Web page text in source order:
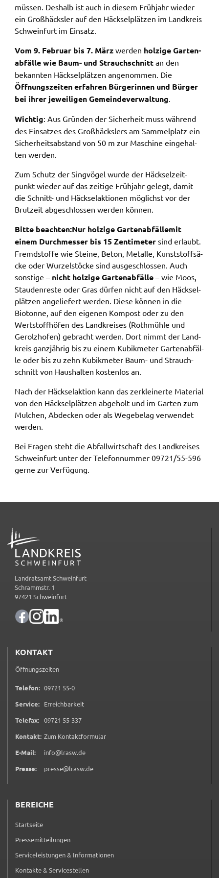
müssen. Deshalb ist auch in diesem Früh­jahr wieder
ein Großhäcks­ler auf den Häck­sel­plät­zen im Land­kreis
Schwein­furt im Einsatz.
Vom 9. Febru­ar bis 7. März werden holzi­ge Garten­
ab­fäl­le wie Baum- und Strauch­schnitt an den
bekann­ten Häck­sel­plät­zen ange­nom­men. Die
Öffnungs­zei­ten erfah­ren Bürge­rin­nen und Bürger
bei ihrer jewei­li­gen Gemein­de­ver­wal­tung.
Wich­tig: Aus Grün­den der Sicher­heit muss während
des Einsat­zes des Großhäcks­lers am Sammel­platz ein
Sicher­heits­ab­stand von 50 m zur Maschi­ne einge­hal­
ten werden.
Zum Schutz der Sing­vö­gel wurde der Häck­sel­zeit­
punkt wieder auf das zeiti­ge Früh­jahr gelegt, damit
die Schnitt- und Häck­sel­ak­tio­nen möglichst vor der
Brut­zeit abge­schlos­sen werden können.
Bitte beach­ten:Nur holzi­ge Garten­ab­fäl­lemit
einem Durch­mes­ser bis 15 Zenti­me­ter sind erlaubt.
Fremd­stof­fe wie Stei­ne, Beton, Metal­le, Kunst­stoff­sä­
cke oder Wurzel­stö­cke sind ausge­schlos­sen. Auch
sons­ti­ge – nicht holzi­ge Garten­ab­fäl­le – wie Moos,
Stau­den­res­te oder Gras dürfen nicht auf den Häck­sel­
plät­zen ange­lie­fert werden. Diese können in die
Bioton­ne, auf den eige­nen Kompost oder zu den
Wert­stoff­hö­fen des Land­krei­ses (Roth­müh­le und
Gerolz­hofen) gebracht werden. Dort nimmt der Land­
kreis ganz­jäh­rig bis zu einem Kubik­me­ter Garten­ab­fäl­
le oder bis zu zehn Kubik­me­ter Baum- und Strauch­
schnitt von Haus­hal­ten kosten­los an.
Nach der Häck­sel­ak­ti­on kann das zerklei­ner­te Mate­ri­al
von den Häck­sel­plät­zen abge­holt und im Garten zum
Mulchen, Abde­cken oder als Wege­be­lag verwen­det
werden.
Bei Fragen steht die Abfall­wirt­schaft des Land­krei­ses
Schwein­furt unter der Tele­fon­num­mer 09721/55-596
gerne zur Verfü­gung.
ADRESSE
Landratsamt Schweinfurt
Schrammstr. 1
97421 Schweinfurt
KONTAKT
Öffnungszeiten
Telefon: 09721 55-00 9 7 2 1 5 5 0
Service: Erreichbarkeit
Telefax: 09721 55-3370 9 7 2 1 5 5 3 3 7
Kontakt: Zum Kontaktformular(öffnet in neuem Tab)
E-Mail:
info@lrasw.de
Presse:
presse@lrasw.de
BEREICHE
Startseite
Pressemitteilungen
Serviceleistungen & Informationen
Kontakte & Servicestellen
Zweck:
Speicherung Einwilligung Datenschutzhinweise
Cookie Laufzeit:
Frontend Benutzer
Name:
fe_typo_user
Anbieter:
Landratsamt Schweinfurt
Zweck:
Anonyme Klickzählung
Cookie Laufzeit:
Session
Name:
Anbieter:
Landratsamt Schweinfurt
Kontrast und Schriftgröße
Cookie Laufzeit:
Session
EXTERNE MEDIEN
Wir weisen darauf hin, dass die Verarbeitung Ihrer
Daten bei Aktivierung dieser Auswahlaußerhalb
des Verantwortungsbereichs des Landratsamtes
Schweinfurt liegt und hierfür ausschließlich die
gelten. Auf unserem Onlineangebot sind
Funktionen von YouTube zur Anzeige und
Wiedergabe von Videos eingebunden. Diese
Hierbei wird der erweiterte Datenschutzmodus
verwendet, der nach Anbieterangaben eine
Speicherung von Nutzerinformationen erst bei
Wiedergabe des/der Videos in Gang setzt. Wird die
Wiedergabe eingebetteter YouTube-Videos
gestartet, setzt YouTube Cookies ein, um
Informationen über das Nutzerverhalten zu
sammeln. Anders als bei Geltung der DSGVO
USA eine Weitergabe an Regierungsbehörden zu
ermöglichen.
Weitere Informationen finden Sie in
unseren Datenschutzhinweisen
YouTube
YouTube
Zweck:
Google Maps
Name:
consent-google-maps
Anbieter: